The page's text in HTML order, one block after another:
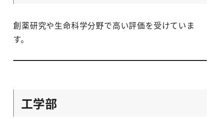
創薬研究や生命科学分野で高い評価を受けていま
す。
工学部